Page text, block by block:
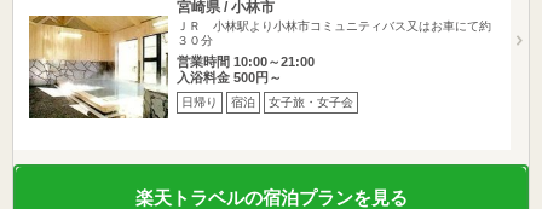
宮崎県 / 小林市
ＪＲ 小林駅より小林市コミュニティバス又はお車にて約
３０分
営業時間 10:00～21:00
入浴料金 500円～
日帰り 宿泊 女子旅・女子会
楽天トラベルの宿泊プランを見る